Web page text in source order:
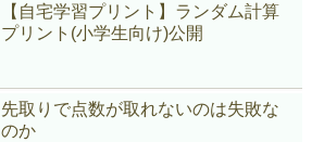
【自宅学習プリント】ランダム計算
プリント(小学生向け)公開
先取りで点数が取れないのは失敗な
のか